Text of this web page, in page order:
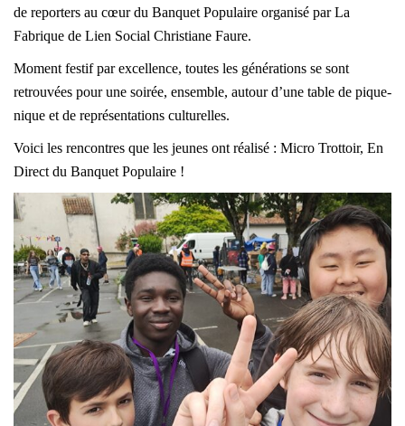
de reporters au cœur du Banquet Populaire organisé parLa
Fabrique de Lien Social Christiane Faure.
Moment festif par excellence, toutes les générations se sont
retrouvées pour une soirée, ensemble, autour d’une table de pique-
nique et de représentations culturelles.
Voici les rencontres que les jeunes ont réalisé : Micro Trottoir, En
Direct du Banquet Populaire !